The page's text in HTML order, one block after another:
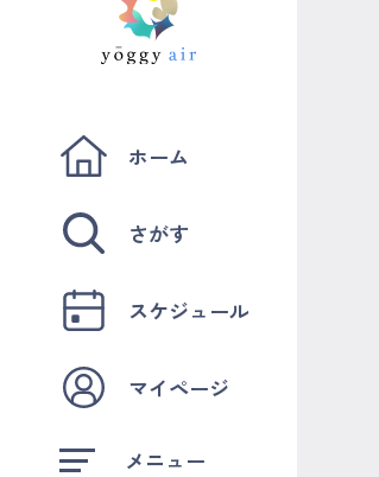
ホーム
さがす
スケジュール
マイページ
メニュー